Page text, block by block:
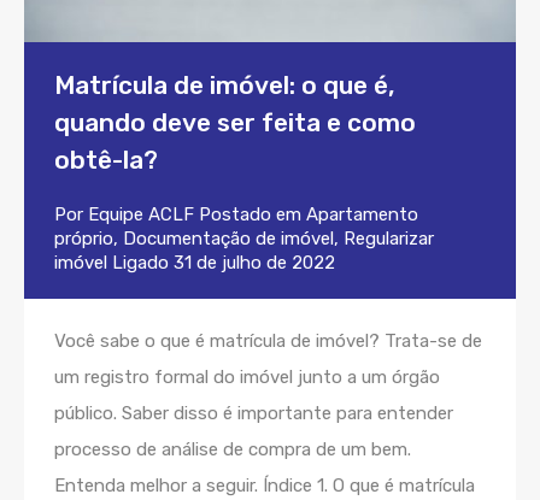
Matrícula de imóvel: o que é,
quando deve ser feita e como
obtê-la?
Por Equipe ACLF Postado em Apartamento
próprio, Documentação de imóvel, Regularizar
imóvel Ligado 31 de julho de 2022
Você sabe o que é matrícula de imóvel? Trata-se de
um registro formal do imóvel junto a um órgão
público. Saber disso é importante para entender
processo de análise de compra de um bem.
Entenda melhor a seguir. Índice 1. O que é matrícula